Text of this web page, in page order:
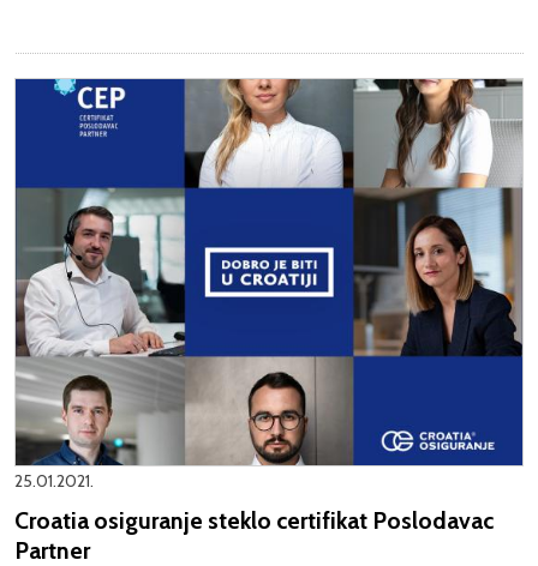
25.01.2021.
Croatia osiguranje steklo certifikat Poslodavac
Partner